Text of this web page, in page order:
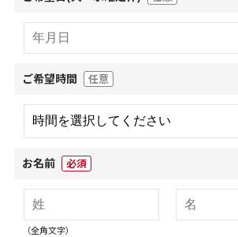
ご希望時間 任意
お名前 必須
（全角文字）